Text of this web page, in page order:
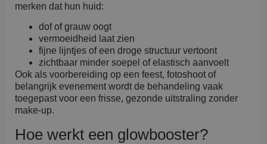
merken dat hun huid:
dof of grauw oogt
vermoeidheid laat zien
fijne lijntjes of een droge structuur vertoont
zichtbaar minder soepel of elastisch aanvoelt
Ook als voorbereiding op een feest, fotoshoot of
belangrijk evenement wordt de behandeling vaak
toegepast voor een frisse, gezonde uitstraling zonder
make-up.
Hoe werkt een glowbooster?